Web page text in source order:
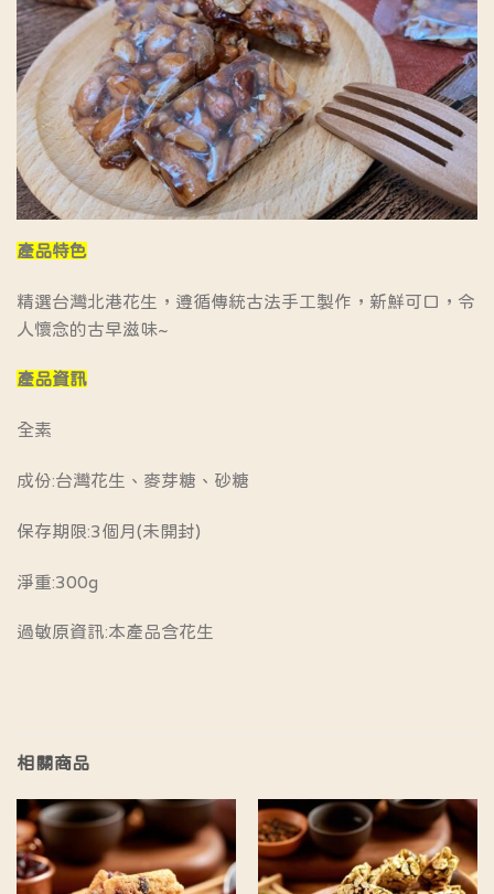
產品特色
精選台灣北港花生，遵循傳統古法手工製作，新鮮可口，令
人懷念的古早滋味~
產品資訊
全素
成份:台灣花生、麥芽糖、砂糖
保存期限:3個月(未開封)
淨重:300g
過敏原資訊:本產品含花生
相關商品